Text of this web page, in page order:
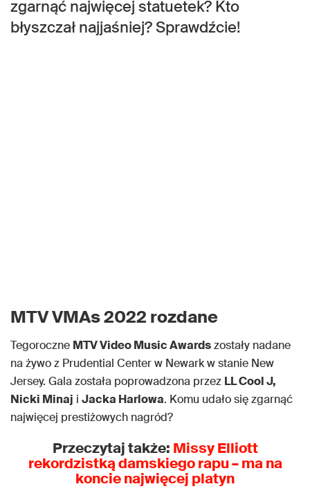
zgarnąć najwięcej statuetek? Kto
błyszczał najjaśniej? Sprawdźcie!
MTV VMAs 2022 rozdane
Tegoroczne MTV Video Music Awardszostały nadane
na żywo z Prudential Center w Newark w stanie New
Jersey. Gala została poprowadzona przez LL Cool J,
Nicki Minaj i Jacka Harlowa. Komu udało się zgarnąć
najwięcej prestiżowych nagród?
Przeczytaj także: Missy Elliott
rekordzistką damskiego rapu – ma na
koncie najwięcej platyn